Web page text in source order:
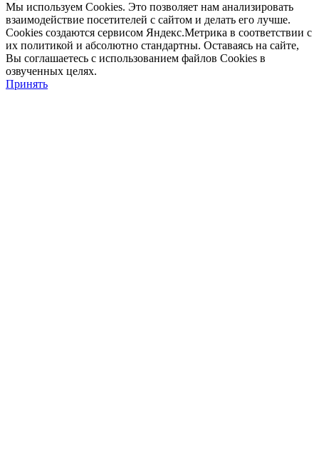
Мы используем Cookies. Это позволяет нам анализировать
взаимодействие посетителей с сайтом и делать его лучше.
Cookies создаются сервисом Яндекс.Метрика в соответствии с
их политикой и абсолютно стандартны. Оставаясь на сайте,
Вы соглашаетесь с использованием файлов Cookies в
озвученных целях.
Принять